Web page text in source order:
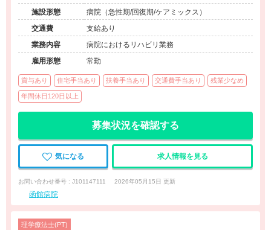
施設形態
病院（急性期/回復期/ケアミックス）
交通費
支給あり
業務内容
病院におけるリハビリ業務
雇用形態
常勤
賞与あり 住宅手当あり 扶養手当あり 交通費手当あり 残業少なめ
年間休日120日以上
募集状況を確認する
気になる 求人情報を見る
お問い合わせ番号 : J101147111 2026年05月15日 更新
函館病院
理学療法士(PT)